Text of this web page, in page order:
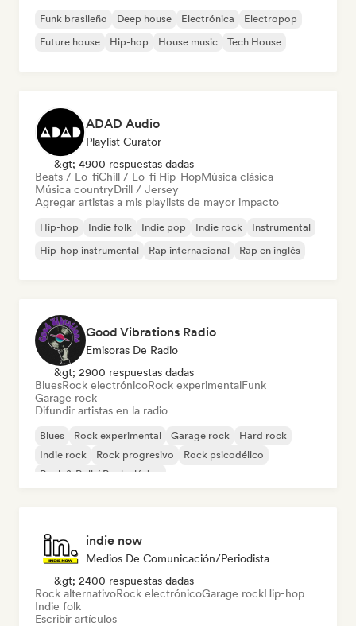
Funk brasileño Deep house Electrónica
Electropop
Future house
Hip-hop House music Tech House
ADAD Audio
Playlist Curator
&gt; 4900 respuestas dadas
Beats / Lo-fiChill / Lo-fi Hip-HopMúsica clásica
Música countryDrill / Jersey
Agregar artistas a mis playlists de mayor impacto
Hip-hop Indie folk Indie pop Indie rock
Instrumental
Hip-hop instrumental
Rap internacional Rap en inglés
Good Vibrations Radio
Emisoras De Radio
&gt; 2900 respuestas dadas
BluesRock electrónicoRock experimentalFunk
Garage rock
Difundir artistas en la radio
Blues Rock experimental Garage rock
Hard rock
Indie rock
Rock progresivo
Rock psicodélico
Rock & Roll / Rock clásico
indie now
Medios De Comunicación/Periodista
&gt; 2400 respuestas dadas
Rock alternativoRock electrónicoGarage rockHip-hop
Indie folk
Escribir artículos